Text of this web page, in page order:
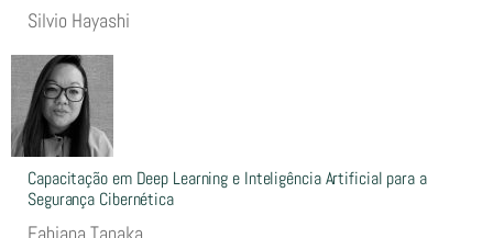
Silvio Hayashi
Capacitação em Deep Learning e Inteligência Artificial para a
Segurança Cibernética